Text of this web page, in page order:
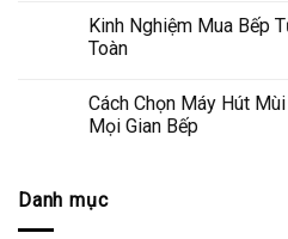
Kinh Nghiệm Mua Bếp
Toàn
Cách Chọn Máy Hút
Mọi Gian Bếp
Danh mục